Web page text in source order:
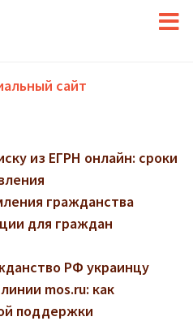
сайт
из ЕГРН онлайн: сроки
гражданства
для граждан
РФ украинцу
mos.ru: как
поддержки